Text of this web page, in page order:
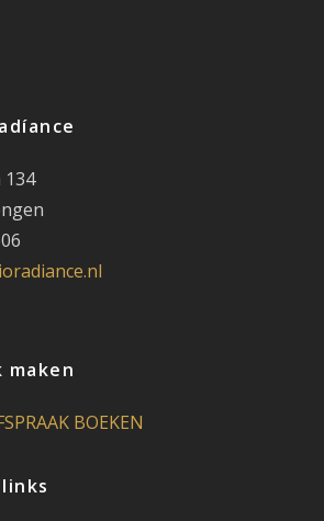
134
maken
BOEKEN